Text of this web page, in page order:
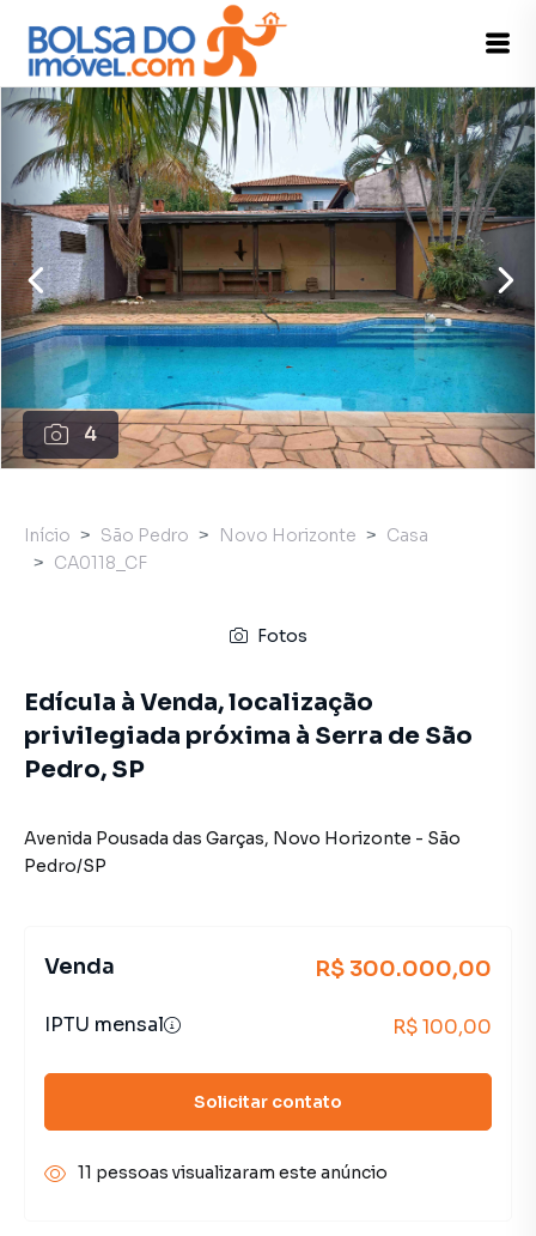
4
Início São Pedro Novo Horizonte
Casa
CA0118_CF
Fotos
Edícula à Venda, localização
privilegiada próxima à Serra de São
Pedro, SP
Avenida Pousada das Garças, Novo Horizonte - São
Pedro/SP
Venda R$ 300.000,00
IPTU mensal R$ 100,00
Solicitar contato
11 pessoas visualizaram este anúncio